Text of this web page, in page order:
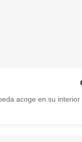
acoge en su